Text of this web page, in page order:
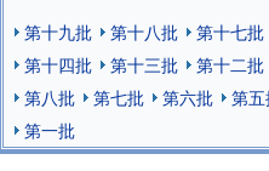
第十九批
第十八批 第十七批
第十四批
第十三批 第十二批
第八批
第七批 第六批 第
第一批